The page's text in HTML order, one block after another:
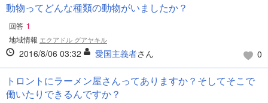
動物ってどんな種類の動物がいましたか？
回答 1
地域情報 エクアドル グアヤキル
2016/8/06 03:32 愛国主義者さん 0
トロントにラーメン屋さんってありますか？そしてそこで
働いたりできるんですか？